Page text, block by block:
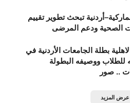
تبحث تطوير تقييم
الصحية ودعم المرضى
بطلة الجامعات الأردنية في
للطلاب ووصيفه البطولة
.. صور
عرض المزيد